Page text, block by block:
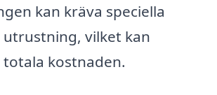
kan kräva speciella
vilket kan
kostnaden.